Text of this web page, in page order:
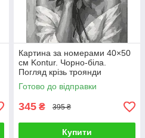
Картина за номерами 40×50
см Kontur. Чорно-біла.
Погляд крізь троянди
DSS1128
Готово до відправки
345 ₴ 395 ₴
Купити